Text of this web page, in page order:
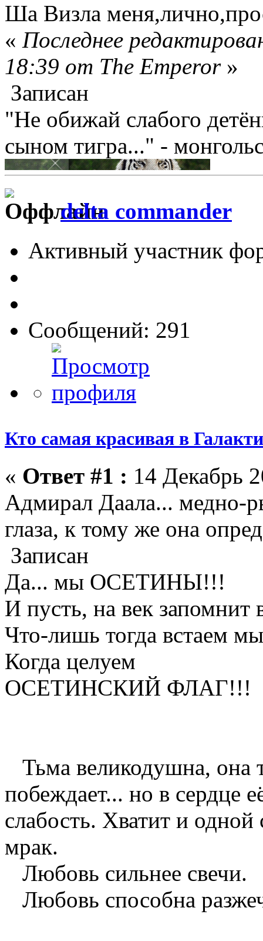
Ша Визла
« Последнее
18:39 от The Emperor»
Записан
"Не обижай слабого
сыном тигра..." -
delta commander
Активный участник
Сообщений: 291
Кто самая красивая в
« Ответ #1 : 14 Декабрь
Адмирал Даала... медно-
глаза, к тому же она
Записан
Да... мы ОСЕТИНЫ!!!
И пусть, на век запомнит
Что-лишь тогда встаем
Когда целуем
ОСЕТИНСКИЙ ФЛАГ!!!
Тьма великодушна, она
побеждает... но в сердце
слабость. Хватит и одной
мрак.
Любовь сильнее свечи.
Любовь способна